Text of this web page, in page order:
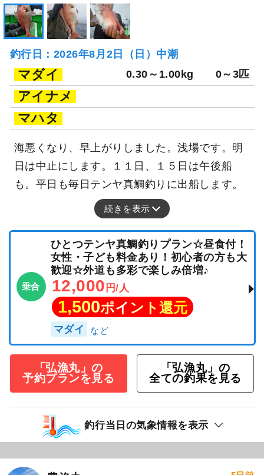
釣行日：2026年8月2日（日）中潮
マダイ 0.30～1.00kg 0～3匹
アイナメ
マハタ
海悪くなり、早上がりしました。浅場です。明
日は中止にします。１１日、１５日は午後船
も。平日も毎日テンヤ真鯛釣りに出船します。
続きを表示
乗合
ひとつテンヤ真鯛釣りプラン☆昼食付！
女性・子ども料金あり！初心者の方も大
歓迎☆外道も多彩で楽しみ倍増♪
12,000 円/人
1,500ポイント還元
マダイ
「弘漁丸」の
予約プランを見る
「弘漁丸」の
全ての釣果を見る
釣行当日の気象情報を表示